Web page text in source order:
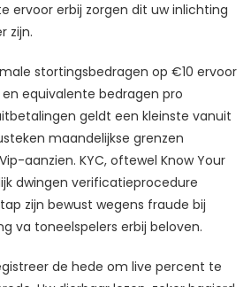
ervoor erbij zorgen dit uw inlichting
zijn.
stortingsbedragen op €10 ervoor
equivalente bedragen pro
geldt een kleinste vanuit
maandelijkse grenzen
aanzien. KYC, oftewel Know Your
dwingen verificatieprocedure
zijn bewust wegens fraude bij
va toneelspelers erbij beloven.
de hede om live percent te